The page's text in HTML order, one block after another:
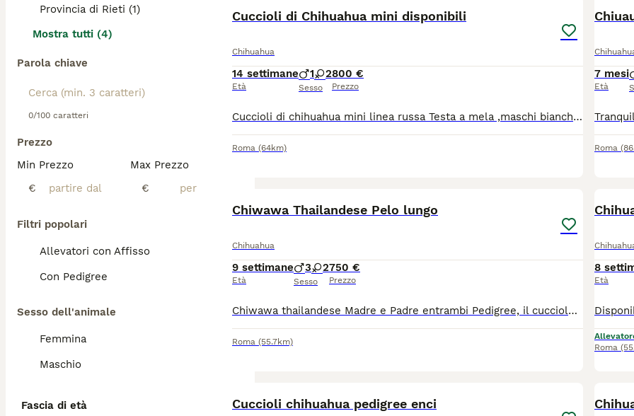
Provincia di Rieti (1)
Mostra tutti (4)
Parola chiave
0/100 caratteri
Prezzo
Min Prezzo
€
Max Prezzo
€
Filtri popolari
Allevatori con Affisso
Con Pedigree
Sesso dell'animale
Femmina
Maschio
Fascia di età
Cuccioli di Chihuahua mini disponibili
Chihuahua
14 settimane
Età
1 2
Sesso
800 €
Prezzo
Cuccioli di chihuahua mini linea russa Testa a mela ,maschi bianchi e femmine lilac pelo lungo e uno bianco a pelo raso,saranno pronti a partire dal 6 luglio .Verranno ceduti sverminati e vaccinati .Mamma e papà carattere docile e non aggressivo, papà pelo lungo mamma pelo raso. Vorremmo per loro una famiglia che sappia gestire una taglia mini.
Roma (64km)
7 mesi
Età
Roma
Chiwawa Thailandese Pelo lungo
Chihuahua
9 settimane
Età
3 2
Sesso
750 €
Prezzo
Chiwawa thailandese Madre e Padre entrambi Pedigree, il cucciolo sarà ceduto con sverminazione e primo Vaccino. Disponibili da metà agosto, 3 maschi e 2 femmine. Prezzo leggermente trattabile. Visionabile anche con video chiamata. Inviare un messaggio su WhatsApp
Roma (55.7km)
8
Età
Roma
Cuccioli chihuahua pedigree enci